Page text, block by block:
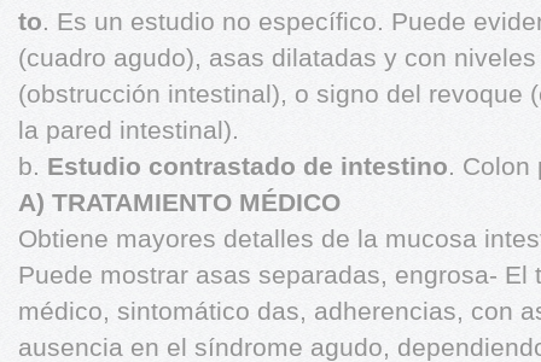
to. Es un estudio no específico. Puede
(cuadro agudo), asas dilatadas y con
(obstrucción intestinal), o signo del revoque
la pared intestinal).
b. Estudio contrastado de intestino. Colon
A) TRATAMIENTO MÉDICO
Obtiene mayores detalles de la mucosa
Puede mostrar asas separadas, engrosa-
médico, sintomático das, adherencias, con
ausencia en el síndrome agudo,